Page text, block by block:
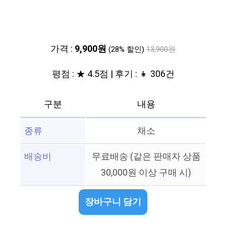
가격 : 9,900원 (28% 할인) 13,900원
평점 : ★ 4.5점 | 후기 : 👧 306건
구분
내용
종류
채소
배송비
무료배송 (같은 판매자 상품
30,000원 이상 구매 시)
장바구니 담기